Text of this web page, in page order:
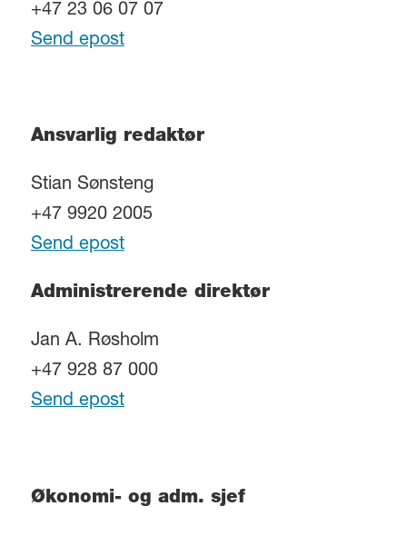
+47 23 06 07 07
Send epost
Ansvarlig redaktør
Stian Sønsteng
+47 9920 2005
Send epost
Administrerende direktør
Jan A. Røsholm
+47 928 87 000
Send epost
Økonomi- og adm. sjef